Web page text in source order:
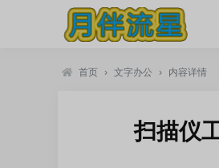
首页 › 文字办公 › 内容详情
扫描仪